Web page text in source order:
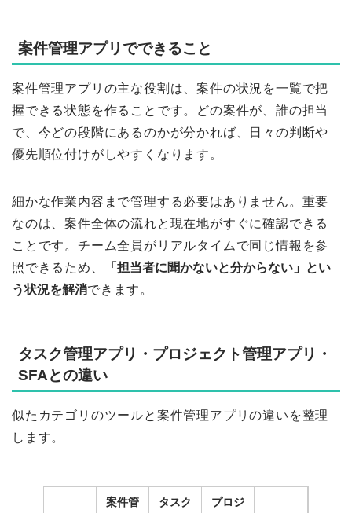
案件管理アプリでできること
案件管理アプリの主な役割は、案件の状況を一覧で把
握できる状態を作ることです。どの案件が、誰の担当
で、今どの段階にあるのかが分かれば、日々の判断や
優先順位付けがしやすくなります。
細かな作業内容まで管理する必要はありません。重要
なのは、案件全体の流れと現在地がすぐに確認できる
ことです。チーム全員がリアルタイムで同じ情報を参
照できるため、
「担当者に聞かないと分からない」とい
う状況を解消できます。
タスク管理アプリ・プロジェクト管理アプリ・
SFAとの違い
似たカテゴリのツールと案件管理アプリの違いを整理
します。
案件管
タスク
プロジ